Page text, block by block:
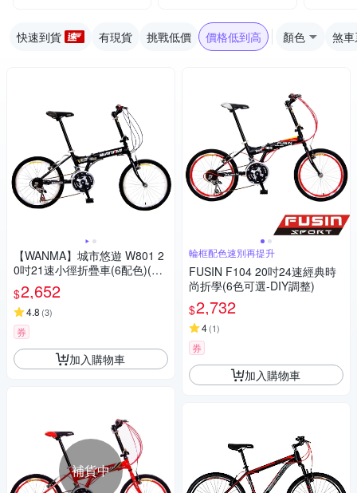
快速到貨 有現貨 挑戰低價 價格低到高 顏色 煞
【WANMA】城市悠遊 W801 2
0吋21速小徑折疊車(6配色)(D.
I.Y 組裝)
$2,652
4.8 (3)
券
加入購物車
補貨中
輪框配色速別再提升
FUSIN F104 20吋24速經典時
尚折學(6色可選-DIY調整)
$2,732
4(1)
券
加入購物車